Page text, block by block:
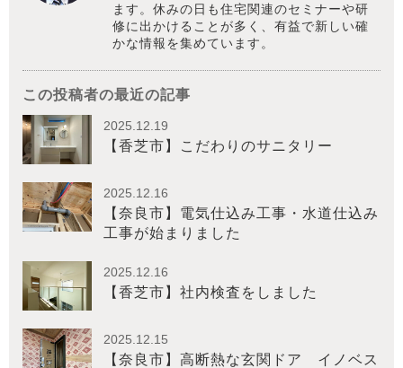
ます。休みの日も住宅関連のセミナーや研
修に出かけることが多く、有益で新しい確
かな情報を集めています。
この投稿者の最近の記事
2025.12.19
【香芝市】こだわりのサニタリー
2025.12.16
【奈良市】電気仕込み工事・水道仕込み
工事が始まりました
2025.12.16
【香芝市】社内検査をしました
2025.12.15
【奈良市】高断熱な玄関ドア イノベス